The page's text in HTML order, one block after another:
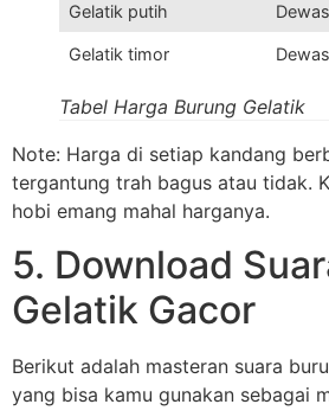
Gelatik putih
Gelatik timor
Tabel Harga Burung Gelatik
Note: Harga di setiap kandang
tergantung trah bagus atau tidak.
hobi emang mahal harganya.
5. Download
Gelatik Gacor
Berikut adalah masteran suara
yang bisa kamu gunakan sebagai